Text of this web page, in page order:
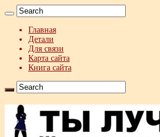
Главная
Детали
Для связи
Карта сайта
Книга сайта